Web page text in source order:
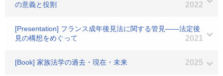
の意義と役割
2022
[Presentation] フランス成年後見法に関する管見――法定後
見の構想をめぐって
2021
[Book] 家族法学の過去・現在・未来 2025